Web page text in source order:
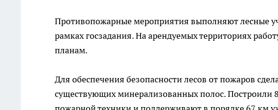
Противопожарные мероприятия выполняют лесные
рамках госзадания. На арендуемых территориях
планам.
Для обеспечения безопасности лесов от пожаров
существующих минерализованных полос. Построили